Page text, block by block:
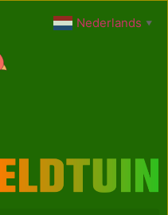
Nederlands ▼